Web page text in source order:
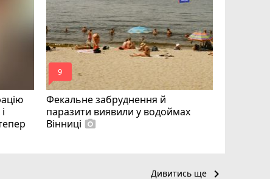
Фекальне забруднення й
паразити виявили у водоймах
Вінниці photo_camera
mode_comment
9
Дивитись ще keyboard_arrow_right